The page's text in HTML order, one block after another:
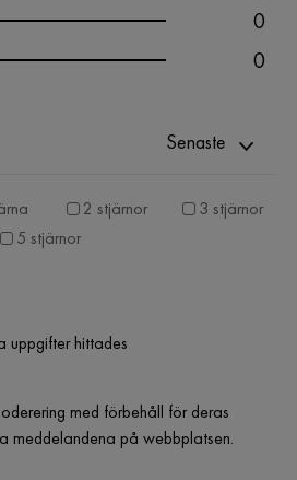
0
0
Senaste
2 stjärnor
3 stjärnor
5 stjärnor
uppgifter hittades
med förbehåll för deras
meddelandena på webbplatsen.